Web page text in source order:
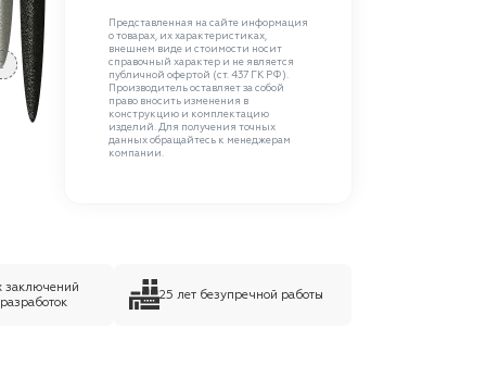
Представленная на сайте информация
о товарах, их характеристиках,
внешнем виде и стоимости носит
справочный характер и не является
публичной офертой (ст. 437 ГК РФ).
Производитель оставляет за собой
право вносить изменения в
конструкцию и комплектацию
изделий. Для получения точных
данных обращайтесь к менеджерам
компании.
заключений
25 лет безупречной работы